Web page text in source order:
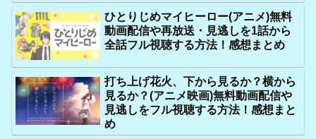
ひとりじめマイヒーロー(アニメ)無料
動画配信や再放送・見逃しを1話から
全話フル視聴する方法！感想まとめ
打ち上げ花火、下から見るか？横から
見るか？(アニメ映画)無料動画配信や
見逃しをフル視聴する方法！感想まと
め